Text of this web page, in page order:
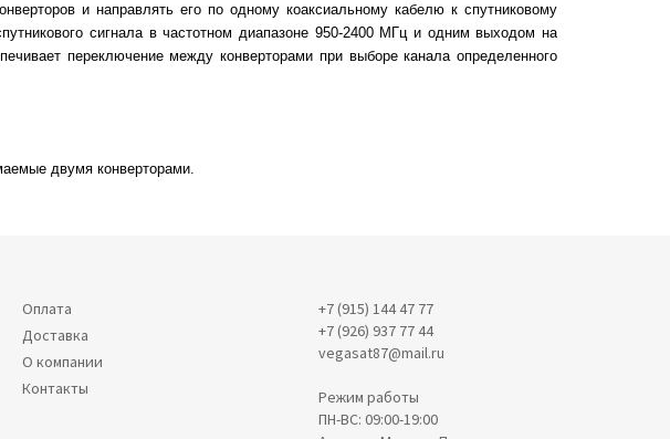
и направлять его по одному коаксиальному кабелю к спутниковому
сигнала в частотном диапазоне 950-2400 МГц и одним выходом на
переключение между конверторами при выборе канала определенного
двумя конверторами.
Оплата
Доставка
О компании
Контакты
+7 (915) 144 47 77
+7 (926) 937 77 44
vegasat87@mail.ru
Режим работы
ПН-ВС: 09:00-19:00